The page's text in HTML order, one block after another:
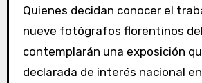
Quienes decidan conocer el
nueve fotógrafos florentinos
contemplarán una exposición
declarada de interés nacional